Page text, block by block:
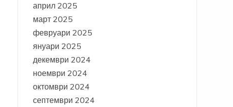
април 2025
март 2025
февруари 2025
януари 2025
декември 2024
ноември 2024
октомври 2024
септември 2024